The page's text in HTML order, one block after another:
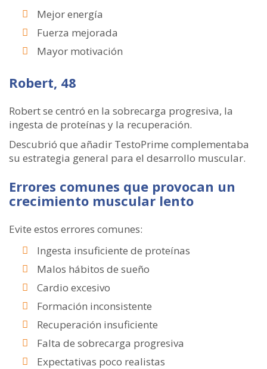
Mejor energía
Fuerza mejorada
Mayor motivación
Robert, 48
Robert se centró en la sobrecarga progresiva, la
ingesta de proteínas y la recuperación.
Descubrió que añadir TestoPrime complementaba
su estrategia general para el desarrollo muscular.
Errores comunes que provocan un
crecimiento muscular lento
Evite estos errores comunes:
Ingesta insuficiente de proteínas
Malos hábitos de sueño
Cardio excesivo
Formación inconsistente
Recuperación insuficiente
Falta de sobrecarga progresiva
Expectativas poco realistas